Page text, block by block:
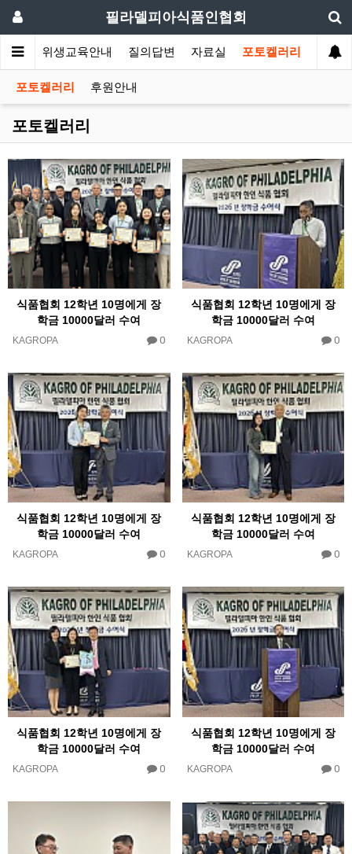
필라델피아식품인협회
식 위생교육안내 질의답변 자료실 포토켈러리
포토켈러리 후원안내
포토켈러리
식품협회 12학년 10명에게 장
학금 10000달러 수여
KAGROPA 0
식품협회 12학년 10명에게 장
학금 10000달러 수여
KAGROPA 0
식품협회 12학년 10명에게 장
학금 10000달러 수여
KAGROPA 0
식품협회 12학년 10명에게 장
학금 10000달러 수여
KAGROPA 0
식품협회 12학년 10명에게 장
학금 10000달러 수여
KAGROPA 0
식품협회 12학년 10명에게 장
학금 10000달러 수여
KAGROPA 0